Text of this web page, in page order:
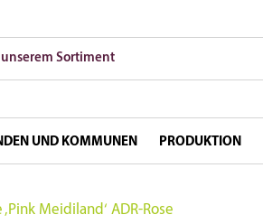
UND KOMMUNEN PRODUKTION
Meidiland‘ ADR-Rose